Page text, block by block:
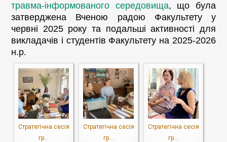
травма-інформованого середовища, що була
затверджена Вченою радою Факультету у
червні 2025 року та подальші активності для
викладачів і студентів Факультету на 2025-2026
н.р.
Стратегічна сесія
гр...
Стратегічна сесія
гр...
Стратегічна сесія
гр...